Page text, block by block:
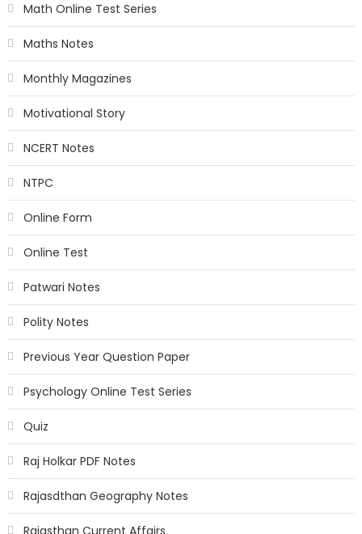
Math Online Test Series
Maths Notes
Monthly Magazines
Motivational Story
NCERT Notes
NTPC
Online Form
Online Test
Patwari Notes
Polity Notes
Previous Year Question Paper
Psychology Online Test Series
Quiz
Raj Holkar PDF Notes
Rajasdthan Geography Notes
Rajasthan Current Affairs